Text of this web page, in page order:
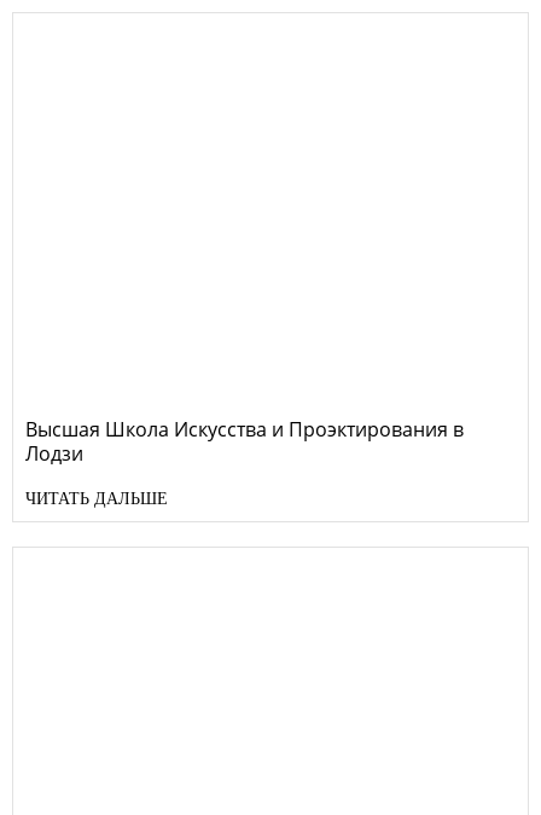
Высшая Школа Искусства и Проэктирования в
Лодзи
ЧИТАТЬ ДАЛЬШЕ